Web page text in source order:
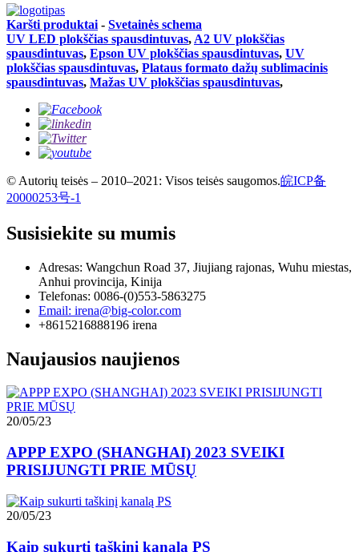
Karšti produktai - Svetainės schema
UV LED plokščias spausdintuvas, A2 UV plokščias
spausdintuvas, Epson UV plokščias spausdintuvas, UV
plokščias spausdintuvas, Plataus formato dažų sublimacinis
spausdintuvas, Mažas UV plokščias spausdintuvas,
© Autorių teisės – 2010–2021: Visos teisės saugomos.皖ICP备
20000253号-1
Susisiekite su mumis
Adresas: Wangchun Road 37, Jiujiang rajonas, Wuhu miestas,
Anhui provincija, Kinija
Telefonas: 0086-(0)553-5863275
Email: irena@big-color.com
+8615216888196 irena
Naujausios naujienos
20/05/23
APPP EXPO (SHANGHAI) 2023 SVEIKI
PRISIJUNGTI PRIE MŪSŲ
20/05/23
Kaip sukurti taškinį kanalą PS